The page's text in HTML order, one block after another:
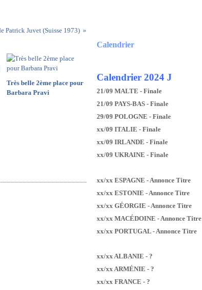
Patrick Juvet (Suisse 1973)
Très belle 2ème place pour
Barbara Pravi
Calendrier
Calendrier 2024 J
21/09 MALTE - Finale
21/09 PAYS-BAS - Finale
29/09 POLOGNE - Finale
xx/09 ITALIE - Finale
xx/09 IRLANDE - Finale
xx/09 UKRAINE - Finale
xx/xx ESPAGNE - Annonce Titre
xx/xx ESTONIE - Annonce Titre
xx/xx GÉORGIE - Annonce Titre
xx/xx MACÉDOINE - Annonce Titre
xx/xx PORTUGAL - Annonce Titre
xx/xx ALBANIE - ?
xx/xx ARMÉNIE - ?
xx/xx FRANCE - ?